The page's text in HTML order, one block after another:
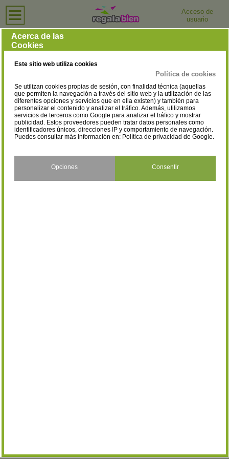
Acceso de
usuario
Tiendas de Ropa Deportiva en Ciudad Real
Selecciona la localidad
Inicio › Tiendas de Ropa Deportiva
Ciudad Real
Acerca de las
Cookies
Este sitio web utiliza cookies
Política de cookies
Se utilizan cookies propias de sesión, con finalidad técnica (aquellas
que permiten la navegación a través del sitio web y la utilización de las
diferentes opciones y servicios que en ella existen) y también para
personalizar el contenido y analizar el tráfico. Además, utilizamos
servicios de terceros como Google para analizar el tráfico y mostrar
publicidad. Estos proveedores pueden tratar datos personales como
identificadores únicos, direcciones IP y comportamiento de navegación.
Puedes consultar más información en: Política de privacidad de Google.
Opciones Consentir